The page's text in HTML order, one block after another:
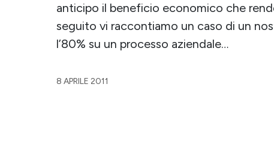
anticipo il beneficio economico che
seguito vi raccontiamo un caso di un
l’80% su un processo aziendale…
8 APRILE 2011